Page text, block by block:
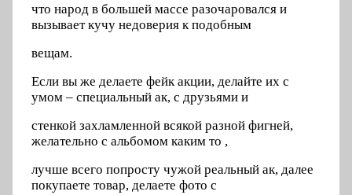
что народ в большей массе разочаровался и
вызывает кучу недоверия к подобным
вещам.
Если вы же делаете фейк акции, делайте их с
умом – специальный ак, с друзьями и
стенкой захламленной всякой разной фигней,
желательно с альбомом каким то ,
лучше всего попросту чужой реальный ак, далее
покупаете товар, делаете фото с